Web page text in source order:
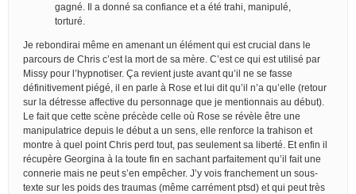
gagné. Il a donné sa confiance et a été trahi, manipulé,
torturé.
Je rebondirai même en amenant un élément qui est crucial dans le
parcours de Chris c’est la mort de sa mère. C’est ce qui est utilisé par
Missy pour l’hypnotiser. Ça revient juste avant qu’il ne se fasse
définitivement piégé, il en parle à Rose et lui dit qu’il n’a qu’elle (retour
sur la détresse affective du personnage que je mentionnais au début).
Le fait que cette scène précède celle où Rose se révèle être une
manipulatrice depuis le début a un sens, elle renforce la trahison et
montre à quel point Chris perd tout, pas seulement sa liberté. Et enfin il
récupère Georgina à la toute fin en sachant parfaitement qu’il fait une
connerie mais ne peut s’en empêcher. J’y vois franchement un sous-
texte sur les poids des traumas (même carrément ptsd) et qui peut très